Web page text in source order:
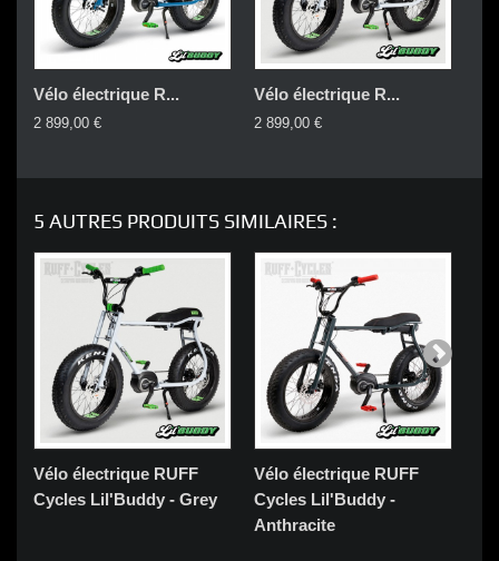
Vélo électrique R...
2 899,00 €
Vélo électrique R...
2 899,00 €
5 AUTRES PRODUITS SIMILAIRES :
Vélo électrique RUFF
Cycles Lil'Buddy - Grey
Vélo électrique RUFF
Cycles Lil'Buddy -
Anthracite